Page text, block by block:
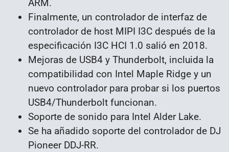
ARM.
Finalmente, un controlador de interfaz de
controlador de host MIPI I3C después de la
especificación I3C HCI 1.0 salió en 2018.
Mejoras de USB4 y Thunderbolt, incluida la
compatibilidad con Intel Maple Ridge y un
nuevo controlador para probar si los puertos
USB4/Thunderbolt funcionan.
Soporte de sonido para Intel Alder Lake.
Se ha añadido soporte del controlador de DJ
Pioneer DDJ-RR.